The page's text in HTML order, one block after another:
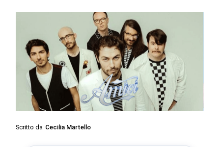
Scritto da Cecilia Martello